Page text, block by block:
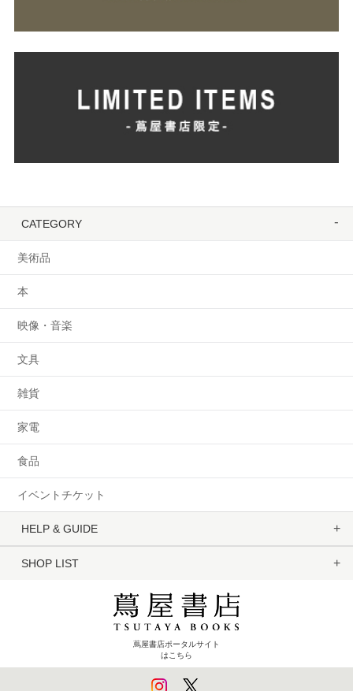
CATEGORY
美術品
本
映像・音楽
文具
雑貨
家電
食品
イベントチケット
HELP & GUIDE
SHOP LIST
蔦屋書店ポータルサイト
はこちら